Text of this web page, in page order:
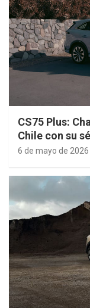
CS75 Plus:
Chile con su
6 de mayo de 2026